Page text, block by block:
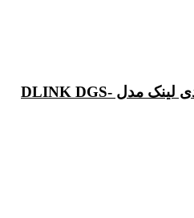
سوییچ 24 پورت گیگابیت دی لینک مدل DLINK DGS-